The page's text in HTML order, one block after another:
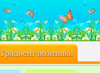
Градиент позитива!